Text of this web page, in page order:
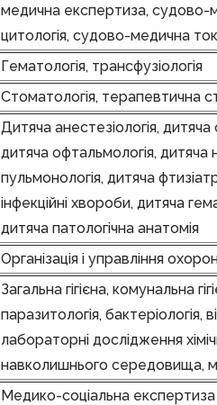
медична експертиза, судово-
цитологія, судово-медична
Гематологія, трансфузіологія
Стоматологія, терапевтична
Дитяча анестезіологія, дитяча
дитяча офтальмологія, дитяча
пульмонологія, дитяча
інфекційні хвороби, дитяча
дитяча патологічна анатомія
Організація і управління
Загальна гігієна, комунальна
паразитологія,
лабораторні дослідження
навколишнього середовища,
Медико-соціальна експертиза